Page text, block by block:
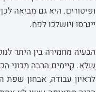
ופיטורים. היא גם מביאה
ייגרסו ויושלכו לפח.
הבעיה מחמירה בין היתר
שלא. קיימים הרבה מכוני
לראיון עבודה, אבחון שפת